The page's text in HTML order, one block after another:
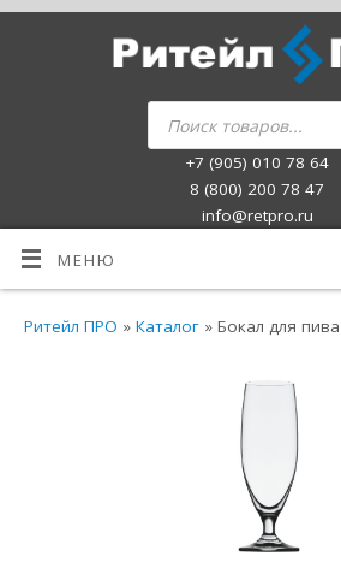
+7 (905) 010 78 64
8 (800) 200 78 47
info@retpro.ru
МЕНЮ
Ритейл ПРО »Каталог » Бокал для